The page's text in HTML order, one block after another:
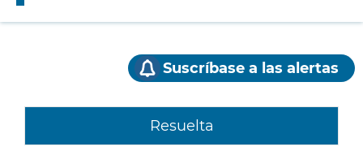
Suscríbase a las alertas
Resuelta